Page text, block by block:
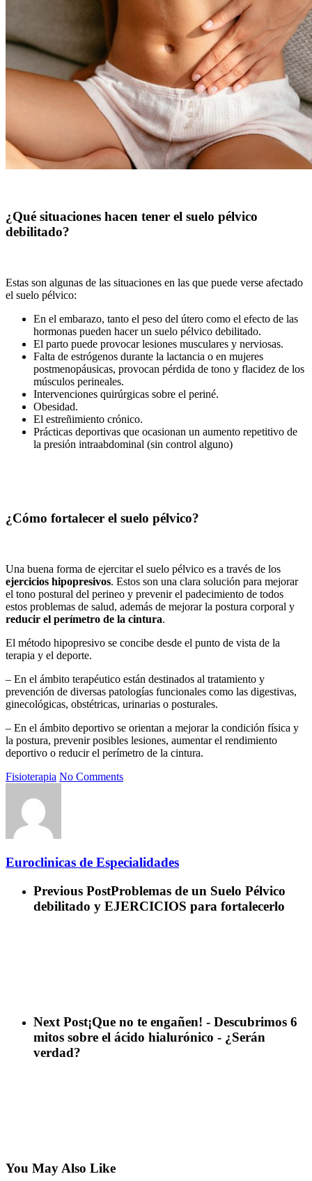
¿Qué situaciones hacen tener el suelo pélvico
debilitado?
Estas son algunas de las situaciones en las que puede verse afectado
el suelo pélvico:
En el embarazo, tanto el peso del útero como el efecto de las
hormonas pueden hacer un suelo pélvico debilitado.
El parto puede provocar lesiones musculares y nerviosas.
Falta de estrógenos durante la lactancia o en mujeres
postmenopáusicas, provocan pérdida de tono y flacidez de los
músculos perineales.
Intervenciones quirúrgicas sobre el periné.
Obesidad.
El estreñimiento crónico.
Prácticas deportivas que ocasionan un aumento repetitivo de
la presión intraabdominal (sin control alguno)
¿Cómo fortalecer el suelo pélvico?
Una buena forma de ejercitar el suelo pélvico es a través de los
ejercicios hipopresivos. Estos son una clara solución para mejorar
el tono postural del perineo y prevenir el padecimiento de todos
estos problemas de salud, además de mejorar la postura corporal y
reducir el perímetro de la cintura.
El método hipopresivo se concibe desde el punto de vista de la
terapia y el deporte.
– En el ámbito terapéutico están destinados al tratamiento y
prevención de diversas patologías funcionales como las digestivas,
ginecológicas, obstétricas, urinarias o posturales.
– En el ámbito deportivo se orientan a mejorar la condición física y
la postura, prevenir posibles lesiones, aumentar el rendimiento
deportivo o reducir el perímetro de la cintura.
Fisioterapia No Comments
Euroclinicas de Especialidades
Previous PostProblemas de un Suelo Pélvico
debilitado y EJERCICIOS para fortalecerlo
Next Post¡Que no te engañen! - Descubrimos 6
mitos sobre el ácido hialurónico - ¿Serán
verdad?
You May Also Like